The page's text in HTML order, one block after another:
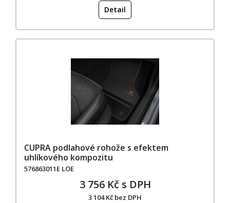
Detail
CUPRA podlahové rohože s efektem
uhlíkového kompozitu
576863011E LOE
3 756 Kč s DPH
3 104 Kč bez DPH